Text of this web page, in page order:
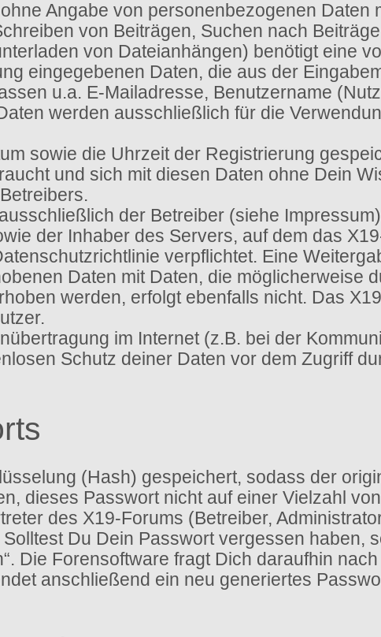
Angabe von personenbezogenen Daten
von Beiträgen, Suchen nach
von Dateianhängen) benötigt eine
eingegebenen Daten, die aus der
u.a. E-Mailadresse, Benutzername
werden ausschließlich für die
sowie die Uhrzeit der Registrierung
und sich mit diesen Daten ohne Dein
der Betreiber (siehe
der Inhaber des Servers, auf dem das
verpflichtet. Eine
Daten mit Daten, die möglicherweise
werden, erfolgt ebenfalls nicht. Das
im Internet (z.B. bei der
Schutz deiner Daten vor dem Zugriff
(Hash) gespeichert, sodass der
dieses Passwort nicht auf einer Vielzahl
des X19-Forums (Betreiber,
Du Dein Passwort vergessen haben,
Die Forensoftware fragt Dich daraufhin
anschließend ein neu generiertes